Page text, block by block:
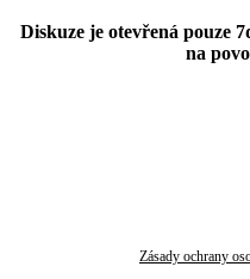
Diskuze je otevřená pouze
na
Zásady ochrany